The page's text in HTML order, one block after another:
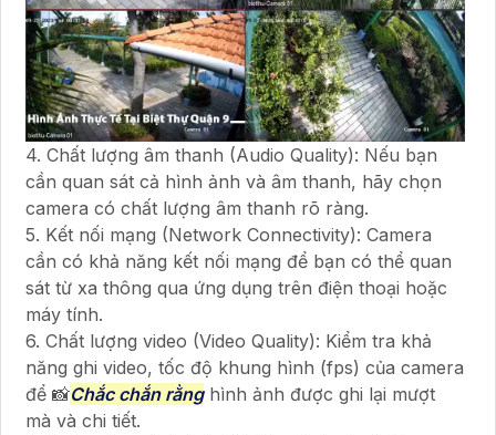
4. Chất lượng âm thanh (Audio Quality): Nếu bạn
cần quan sát cả hình ảnh và âm thanh, hãy chọn
camera có chất lượng âm thanh rõ ràng.
5. Kết nối mạng (Network Connectivity): Camera
cần có khả năng kết nối mạng để bạn có thể quan
sát từ xa thông qua ứng dụng trên điện thoại hoặc
máy tính.
6. Chất lượng video (Video Quality): Kiểm tra khả
năng ghi video, tốc độ khung hình (fps) của camera
để 📸Chắc chắn rằnghình ảnh được ghi lại mượt
mà và chi tiết.